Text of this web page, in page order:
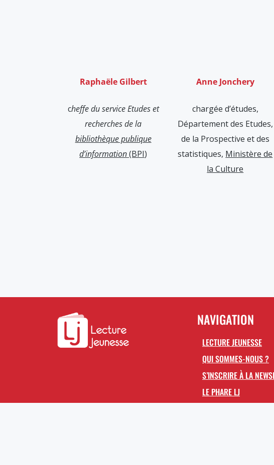
Raphaële Gilbert
cheffe du service Etudes et
recherches de la
bibliothèque publique
d’information(BPI)
Anne Jonchery
chargée d’études,
Département des Etudes,
de la Prospective et des
statistiques, Ministère de
la Culture
NAVIGATION
LECTURE JEUNESSE
QUI SOMMES-NOUS ?
S’INSCRIRE À LA
LE PHARE LJ